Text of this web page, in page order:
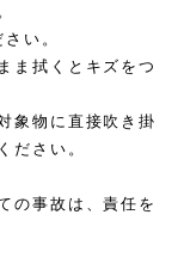
い。
ま拭くとキズをつ
象物に直接吹き掛
ださい。
の事故は、責任を